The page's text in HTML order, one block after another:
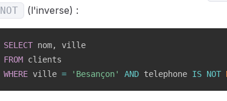
NOT (l'inverse) :
SELECT nom,
FROM
WHERE ville = 'Besançon' AND telephone IS NOT